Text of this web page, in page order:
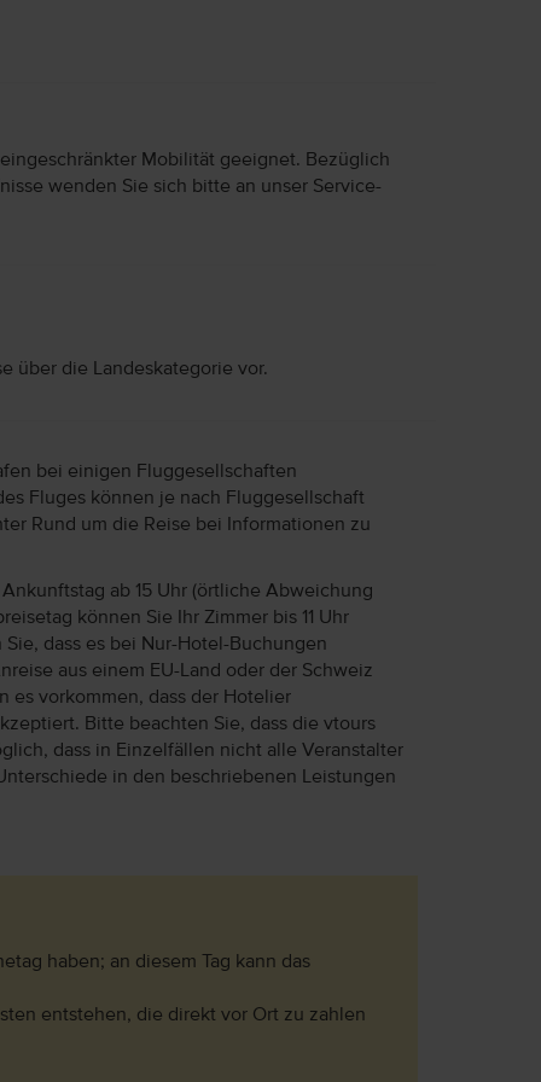
Mobilität geeignet. Bezüglich
wenden Sie sich bitte an unser Service-
über die Landeskategorie vor.
bei einigen Fluggesellschaften
Fluges können je nach Fluggesellschaft
Rund um die Reise bei Informationen zu
ab 15 Uhr (örtliche Abweichung
können Sie Ihr Zimmer bis 11 Uhr
dass es bei Nur-Hotel-Buchungen
aus einem EU-Land oder der Schweiz
es vorkommen, dass der Hotelier
Bitte beachten Sie, dass die vtours
dass in Einzelfällen nicht alle Veranstalter
in den beschriebenen Leistungen
haben; an diesem Tag kann das
entstehen, die direkt vor Ort zu zahlen